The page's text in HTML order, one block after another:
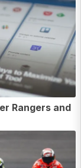
Rangers and